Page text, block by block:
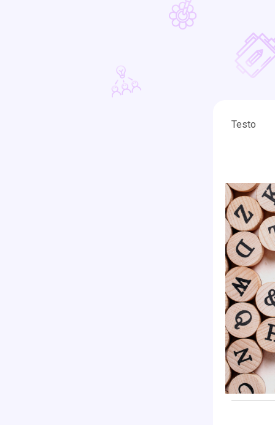
Testo